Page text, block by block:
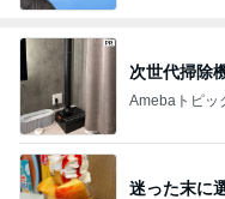
次世代掃除
Amebaトピッ
迷った末に